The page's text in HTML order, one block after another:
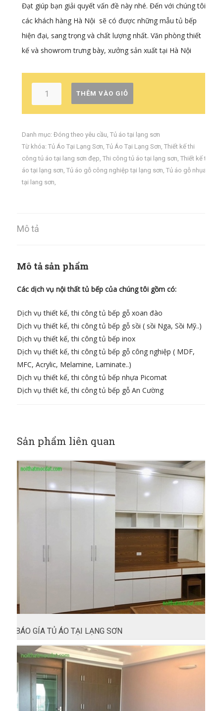
Đạt giúp bạn giải quyết vấn đề này nhé. Đến với chúng tôi,
các khách hàng Hà Nội sẽ có được những mẫu tủ bếp
hiện đại, sang trọng và chất lượng nhất. Văn phòng thiết
kế và showrom trưng bày, xưởng sản xuất tại Hà Nội
THÊM VÀO GIỎ
Danh mục: Đóng theo yêu cầu, Tủ áo tại lạng sơn
Từ khóa: Tủ Áo Tại Lạng Sơn, Tủ Áo Tại Lạng Sơn, Thiết kế thi
công tủ áo tại lang sơn đẹp, Thi công tủ áo tại lạng sơn, Thiết kế tủ
áo tại lạng sơn, Tủ áo gỗ công nghiệp tại lạng sơn, Tủ áo gỗ nhụa
tại lang sơn,
Mô tả
Mô tả sản phẩm
Các dịch vụ nội thất tủ bếp của chúng tôi gồm có:
Dịch vụ thiết kế, thi công tủ bếp gỗ xoan đào
Dịch vụ thiết kế, thi công tủ bếp gỗ sồi ( sồi Nga, Sồi Mỹ..)
Dịch vụ thiết kế, thi công tủ bếp inox
Dịch vụ thiết kế, thi công tủ bếp gỗ công nghiệp ( MDF,
MFC, Acrylic, Melamine, Laminate..)
Dịch vụ thiết kế, thi công tủ bếp nhựa Picomat
Dịch vụ thiết kế, thi công tủ bếp gỗ An Cường
Sản phẩm liên quan
BÁO GÍA TỦ ÁO TẠI LẠNG SƠN